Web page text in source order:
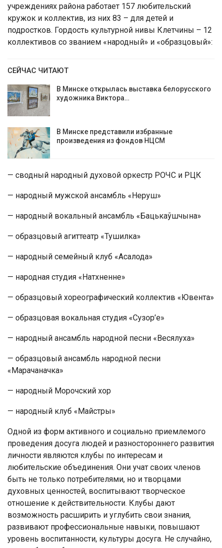
учреждениях района работает 157 любительский
кружок и коллектив, из них 83 – для детей и
подростков. Гордость культурной нивы Клетчины – 12
коллективов со званием «народный» и «образцовый»:
СЕЙЧАС ЧИТАЮТ
В Минске открылась выставка белорусского
художника Виктора…
В Минске представили избранные
произведения из фондов НЦСМ
— сводный народный духовой оркестр РОЧС и РЦК
— народный мужской ансамбль «Неруш»
— народный вокальный ансамбль «Бацькаўшчына»
— образцовый агиттеатр «Тушилка»
— народный семейный клуб «Асалода»
— народная студия «Натхненне»
— образцовый хореографический коллектив «Ювента»
— образцовая вокальная студия «Сузор’е»
— народный ансамбль народной песни «Весялуха»
— образцовый ансамбль народной песни
«Марачаначка»
— народный Морочский хор
— народный клуб «Майстры»
Одной из форм активного и социально приемлемого
проведения досуга людей и разностороннего развития
личности являются клубы по интересам и
любительские объединения. Они учат своих членов
быть не только потребителями, но и творцами
духовных ценностей, воспитывают творческое
отношение к действительности. Клубы дают
возможность расширить и углубить свои знания,
развивают профессиональные навыки, повышают
уровень воспитанности, культуры досуга. Не случайно,